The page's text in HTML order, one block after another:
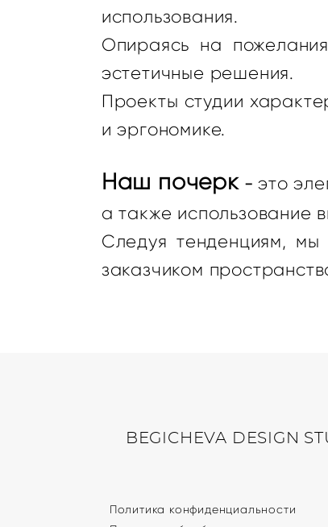
использования.
Опираясь на
эстетичные решения.
Проекты студии
и эргономике.
Наш почерк-это
а также использование
Следуя тенденциям,
заказчиком
BEGICHEVA DESIGN
Политика конфиденциальности